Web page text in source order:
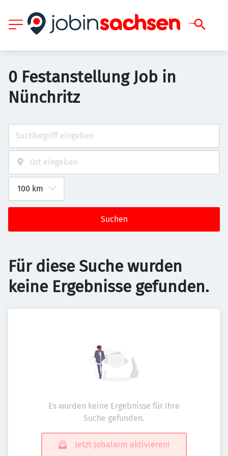
0 Festanstellung Job in
Nünchritz
Suchen
Für diese Suche wurden
keine Ergebnisse gefunden.
Es wurden keine Ergebnisse für Ihre
Suche gefunden.
Jetzt Jobalarm aktivieren!